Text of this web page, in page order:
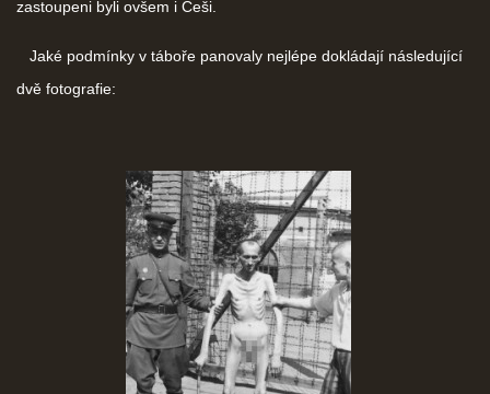
zastoupeni byli ovšem i Češi.
Jaké podmínky v táboře panovaly nejlépe dokládají následující
dvě fotografie: